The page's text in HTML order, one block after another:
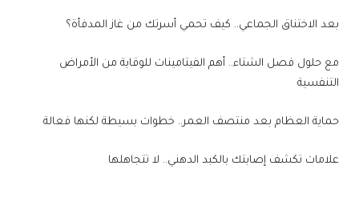
بعد الاختناق الجماعي.. كيف تحمي أسرتك من غاز المدفأة؟
مع حلول فصل الشتاء.. أهم الفيتامينات للوقاية من الأمراض
التنفسية
حماية العظام بعد منتصف العمر.. خطوات بسيطة لكنها فعالة
علامات تكشف إصابتك بالكبد الدهني.. لا تتجاهلها